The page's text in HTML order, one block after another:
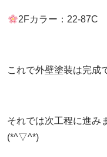
2Fカラー：22-87C
これで外壁塗装は完成
それでは次工程に進み
(*^▽^*)